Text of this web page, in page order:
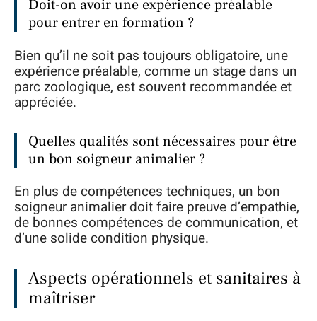
Doit-on avoir une expérience préalable
pour entrer en formation ?
Bien qu’il ne soit pas toujours obligatoire, une
expérience préalable, comme un stage dans un
parc zoologique, est souvent recommandée et
appréciée.
Quelles qualités sont nécessaires pour être
un bon soigneur animalier ?
En plus de compétences techniques, un bon
soigneur animalier doit faire preuve d’empathie,
de bonnes compétences de communication, et
d’une solide condition physique.
Aspects opérationnels et sanitaires à
maîtriser